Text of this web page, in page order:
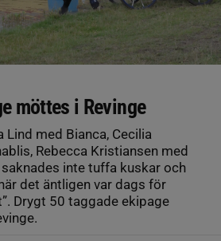
möttes i Revinge
Lind med Bianca, Cecilia
Rebecca Kristiansen med
inte tuffa kuskar och
det äntligen var dags för
Drygt 50 taggade ekipage